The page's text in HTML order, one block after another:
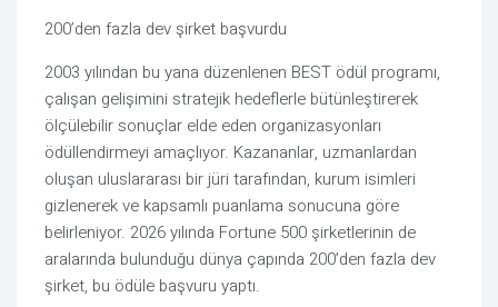
200’den fazla dev şirket başvurdu
2003 yılından bu yana düzenlenen BEST ödül programı,
çalışan gelişimini stratejik hedeflerle bütünleştirerek
ölçülebilir sonuçlar elde eden organizasyonları
ödüllendirmeyi amaçlıyor. Kazananlar, uzmanlardan
oluşan uluslararası bir jüri tarafından, kurum isimleri
gizlenerek ve kapsamlı puanlama sonucuna göre
belirleniyor. 2026 yılında Fortune 500 şirketlerinin de
aralarında bulunduğu dünya çapında 200’den fazla dev
şirket, bu ödüle başvuru yaptı.